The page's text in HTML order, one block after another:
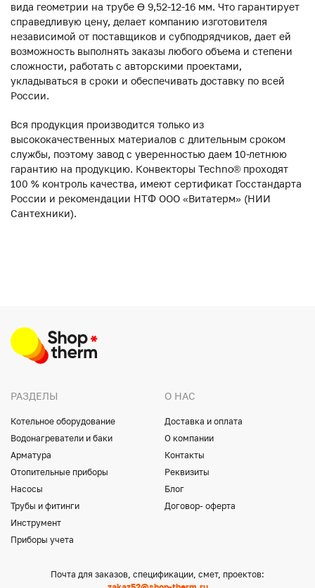
вида геометрии на трубе ϴ 9,52-12-16 мм. Что гарантирует
справедливую цену, делает компанию изготовителя
независимой от поставщиков и субподрядчиков, дает ей
возможность выполнять заказы любого объема и степени
сложности, работать с авторскими проектами,
укладываться в сроки и обеспечивать доставку по всей
России.
Вся продукция производится только из
высококачественных материалов с длительным сроком
службы, поэтому завод с уверенностью даем 10-летнюю
гарантию на продукцию. Конвекторы Techno® проходят
100 % контроль качества, имеют сертификат Госстандарта
России и рекомендации НТФ ООО «Витатерм» (НИИ
Сантехники).
РАЗДЕЛЫ
Котельное оборудование
Водонагреватели и баки
Арматура
Отопительные приборы
Насосы
Трубы и фитинги
Инструмент
Приборы учета
О НАС
Доставка и оплата
О компании
Контакты
Реквизиты
Блог
Договор- оферта
Почта для заказов, спецификации, смет, проектов: